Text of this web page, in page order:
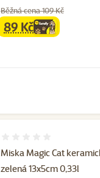
Běžná cena 109 Kč
familycena
89 Kč
Miska Magic Cat
zelená 13x5cm 0,33l